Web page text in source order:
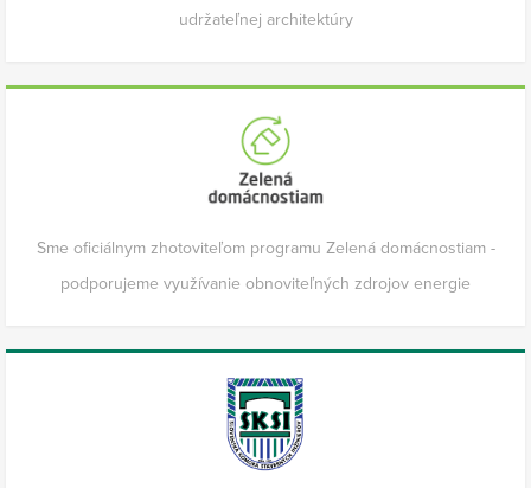
udržateľnej architektúry
Sme oficiálnym zhotoviteľom programu Zelená domácnostiam -
podporujeme využívanie obnoviteľných zdrojov energie